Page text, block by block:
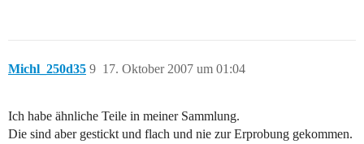
Michl_250d35 17. Oktober 2007 um 01:04
9
Ich habe ähnliche Teile in meiner Sammlung.
Die sind aber gestickt und flach und nie zur Erprobung gekommen.